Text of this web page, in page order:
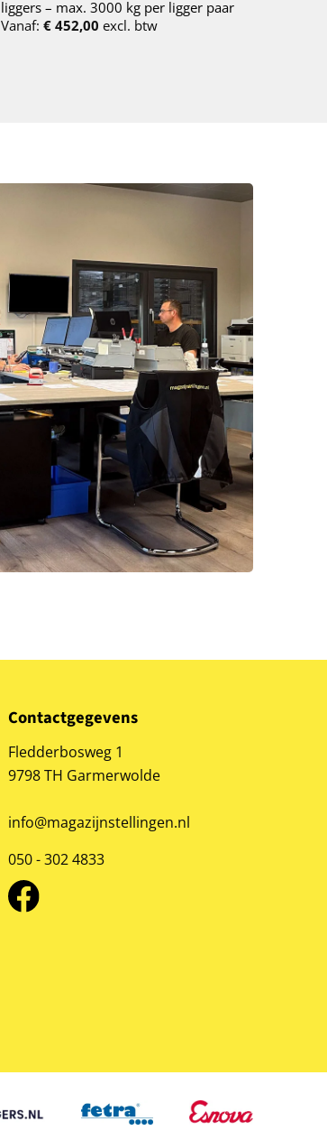
liggers – max. 3000 kg per ligger paar
Vanaf: €452,00 excl. btw
Contactgegevens
Fledderbosweg 1
9798 TH Garmerwolde
info@magazijnstellingen.nl
050 - 302 4833